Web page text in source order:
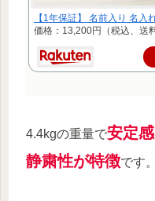
【1年保証】 名前入り 名
価格：13,200円（税込、送
4.4kgの重量で安定
静粛性が特徴です。